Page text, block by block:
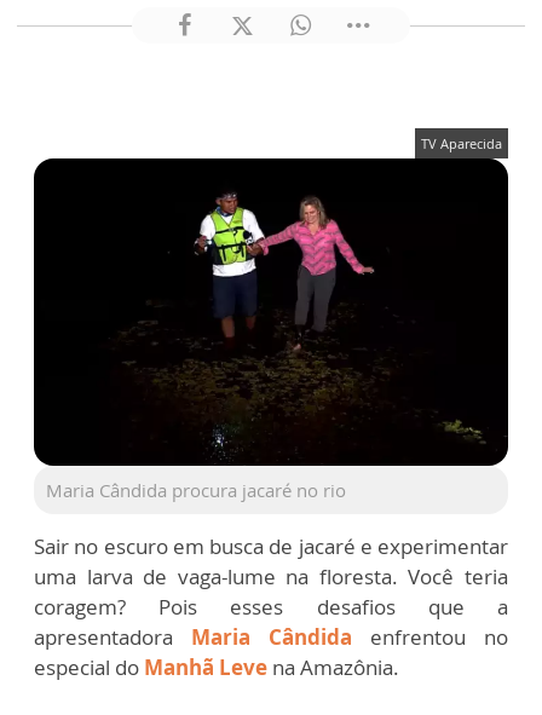
TV Aparecida
Maria Cândida procura jacaré no rio
Sair no escuro em busca de jacaré e experimentar
uma larva de vaga-lume na floresta. Você teria
coragem? Pois esses desafios que a
apresentadora Maria Cândida enfrentou no
especial do Manhã Leve na Amazônia.